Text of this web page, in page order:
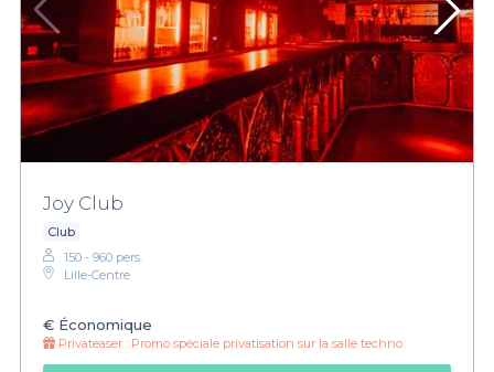
Joy Club
Club
150 - 960 pers.
Lille-Centre
€ Économique
Privateaser : Promo spéciale privatisation sur la salle techno